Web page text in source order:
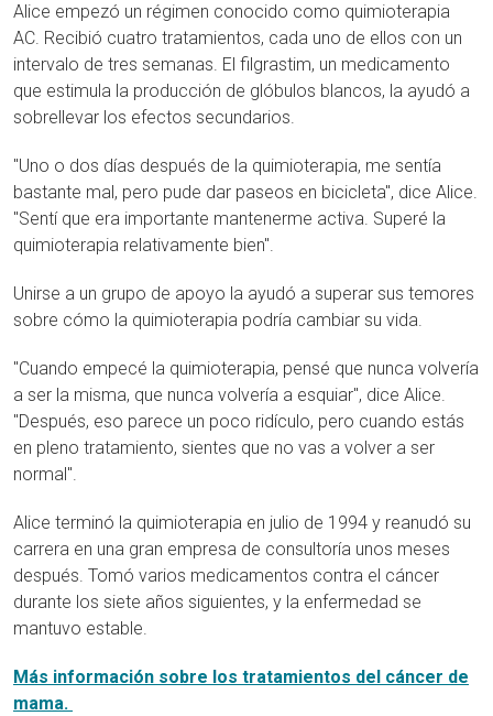
Alice empezó un régimen conocido como quimioterapia
AC. Recibió cuatro tratamientos, cada uno de ellos con un
intervalo de tres semanas. El filgrastim, un medicamento
que estimula la producción de glóbulos blancos, la ayudó a
sobrellevar los efectos secundarios.
"Uno o dos días después de la quimioterapia, me sentía
bastante mal, pero pude dar paseos en bicicleta", dice Alice.
"Sentí que era importante mantenerme activa. Superé la
quimioterapia relativamente bien".
Unirse a un grupo de apoyo la ayudó a superar sus temores
sobre cómo la quimioterapia podría cambiar su vida.
"Cuando empecé la quimioterapia, pensé que nunca volvería
a ser la misma, que nunca volvería a esquiar", dice Alice.
"Después, eso parece un poco ridículo, pero cuando estás
en pleno tratamiento, sientes que no vas a volver a ser
normal".
Alice terminó la quimioterapia en julio de 1994 y reanudó su
carrera en una gran empresa de consultoría unos meses
después. Tomó varios medicamentos contra el cáncer
durante los siete años siguientes, y la enfermedad se
mantuvo estable.
Más información sobre los tratamientos del cáncer de
mama.